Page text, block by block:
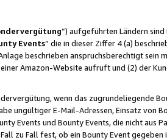
“) aufgeführten Ländern
Events“ die in dieser Ziffer 4 (a)
beschrieben anspruchsberechtigt sein
Amazon-Website aufruft und (2) der
wenn das zugrundeliegende
ungültiger E-Mail-Adressen, Einsatz von
Events und Bounty Events, die nicht
zu Fall fest, ob ein Bounty Event